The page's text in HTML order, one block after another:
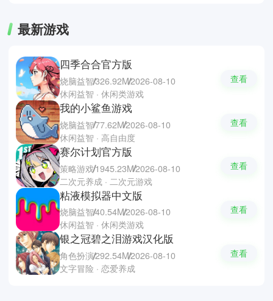
最新游戏
四季合合官方版
烧脑益智326.92M2026-08-10
休闲益智 · 休闲类游戏
查看
我的小鲨鱼游戏
烧脑益智77.62M2026-08-10
休闲益智 · 高自由度
查看
赛尔计划官方版
策略游戏1945.23M2026-08-10
二次元养成 · 二次元游戏
查看
粘液模拟器中文版
烧脑益智40.54M2026-08-10
休闲益智 · 休闲类游戏
查看
银之冠碧之泪游戏汉化版
角色扮演292.54M2026-08-10
文字冒险 · 恋爱养成
查看